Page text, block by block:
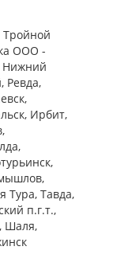
Тройной
ООО -
Нижний
Ревда,
Ирбит,
Тура, Тавда,
п.г.т.,
Шаля,